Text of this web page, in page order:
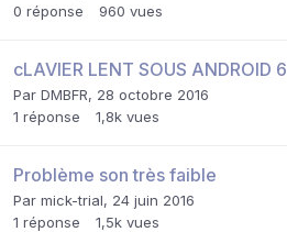
0 réponse 960 vues
cLAVIER LENT SOUS ANDROID 6
Par DMBFR, 28 octobre 2016
1 réponse 1,8k vues
Problème son très faible
Par mick-trial, 24 juin 2016
1 réponse 1,5k vues